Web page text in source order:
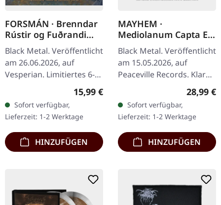
FORSMÁN · Brenndar
Rústir og Fuðrandi
Fjörur | DIGIPAK CD
Black Metal. Veröffentlicht
am 26.06.2026, auf
Vesperian. Limitiertes 6-
seitiges Digipak mit 12-
Forsmán liefert mit
„Brenndar…
Regulärer Preis:
15,99 €
Sofort verfügbar,
Lieferzeit: 1-2 Werktage
HINZUFÜGEN
MAYHEM ·
Mediolanum Capta Est
| CLEAR LP
Black Metal. Veröffentlicht
am 15.05.2026, auf
Peaceville Records. Klares
Vinyl im Standard-Cover.
Plastic Head exklusive,
limitierte Auflage.…
28,99 €
Sofort verfügbar,
Lieferzeit: 1-2 Werktage
HINZUFÜGEN